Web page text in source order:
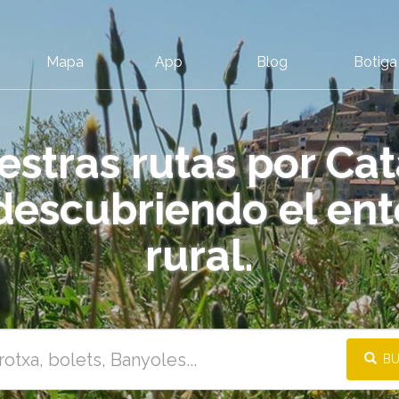
Mapa App Blog Botiga
rutas por
el
rural.